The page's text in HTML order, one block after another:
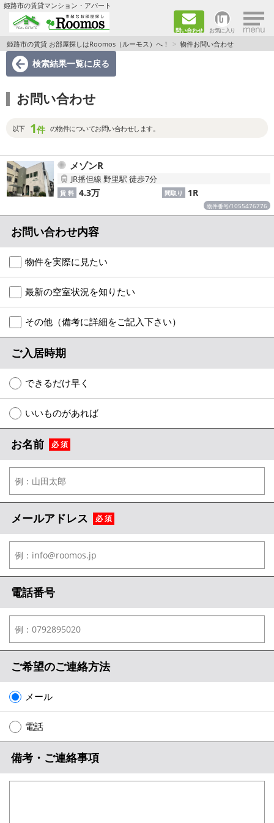
姫路市の賃貸マンション・アパート
問い合わせ お気に入り ×
TOPページ
ファミリー向けの部屋を探す
一人暮らし向けの部屋を探す
ペットと暮らせる部屋を探す
カップル向けの部屋を探す
敷金礼金0円の部屋を探す
都市ガス&オール電化の部屋を探す
ネット無料の部屋を探す
☆新築物件☆
☆インターネット無料物件☆
☆敷金·礼金0円物件☆
路線·駅から探す
地域から探す
スタッフ紹介
スタッフ募集中
店舗情報·アクセス
会社概要
メールでお問い合わせ
姫路市の賃貸 お部屋探しはRoomos（ルーモス）へ！ 物件お問い合わせ
検索結果一覧に戻る
お問い合わせ
以下 1件 の物件についてお問い合わせします。
物件番号/1055476776
メゾンR
JR播但線 野里駅 徒歩7分
賃 料 4.3万 間取り 1R
お問い合わせ内容
物件を実際に見たい
最新の空室状況を知りたい
その他（備考に詳細をご記入下さい）
ご入居時期
できるだけ早く
いいものがあれば
お名前 必 須
メールアドレス 必 須
電話番号
ご希望のご連絡方法
メール
電話
備考・ご連絡事項